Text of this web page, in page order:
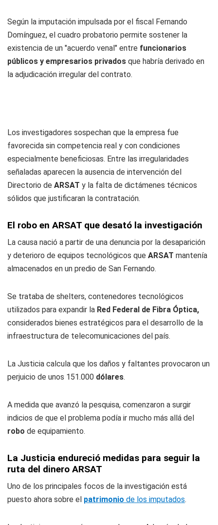
Según la imputación impulsada por el fiscal Fernando
Domínguez, el cuadro probatorio permite sostener la
existencia de un "acuerdo venal" entre funcionarios
públicos y empresarios privados que habría derivado en
la adjudicación irregular del contrato.
Los investigadores sospechan que la empresa fue
favorecida sin competencia real y con condiciones
especialmente beneficiosas. Entre las irregularidades
señaladas aparecen la ausencia de intervención del
Directorio de ARSAT y la falta de dictámenes técnicos
sólidos que justificaran la contratación.
El robo en ARSAT que desató la investigación
La causa nació a partir de una denuncia por la desaparición
y deterioro de equipos tecnológicos que ARSAT mantenía
almacenados en un predio de San Fernando.
Se trataba de shelters, contenedores tecnológicos
utilizados para expandir la Red Federal de Fibra Óptica,
considerados bienes estratégicos para el desarrollo de la
infraestructura de telecomunicaciones del país.
La Justicia calcula que los daños y faltantes provocaron un
perjuicio de unos 151.000 dólares.
A medida que avanzó la pesquisa, comenzaron a surgir
indicios de que el problema podía ir mucho más allá del
robo de equipamiento.
La Justicia endureció medidas para seguir la
ruta del dinero ARSAT
Uno de los principales focos de la investigación está
puesto ahora sobre el patrimonio de los imputados.